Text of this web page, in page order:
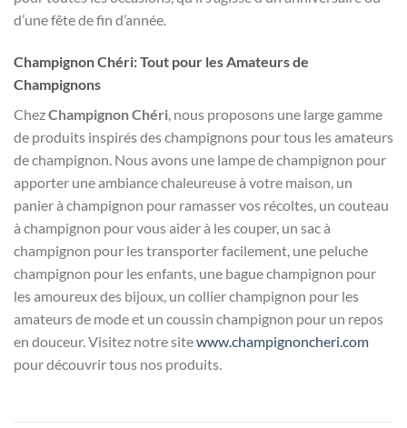
d’une fête de fin d’année.
Champignon Chéri: Tout pour les Amateurs de
Champignons
ChezChampignon Chéri , nous proposons une large gamme
de produits inspirés des champignons pour tous les amateurs
de champignon. Nous avons une lampe de champignon pour
apporter une ambiance chaleureuse à votre maison, un
panier à champignon pour ramasser vos récoltes, un couteau
à champignon pour vous aider à les couper, un sac à
champignon pour les transporter facilement, une peluche
champignon pour les enfants, une bague champignon pour
les amoureux des bijoux, un collier champignon pour les
amateurs de mode et un coussin champignon pour un repos
en douceur. Visitez notre sitewww.champignoncheri.com
pour découvrir tous nos produits.